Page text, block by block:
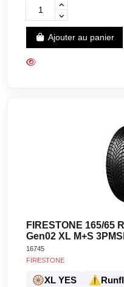
Ajouter au panier
FIRESTONE 165/65
Gen02 XL M+S
16745
FIRESTONE
🛞XL YES ⚠️